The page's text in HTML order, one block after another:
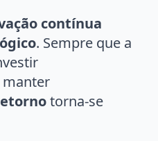
contínua
. Sempre que a
torna-se